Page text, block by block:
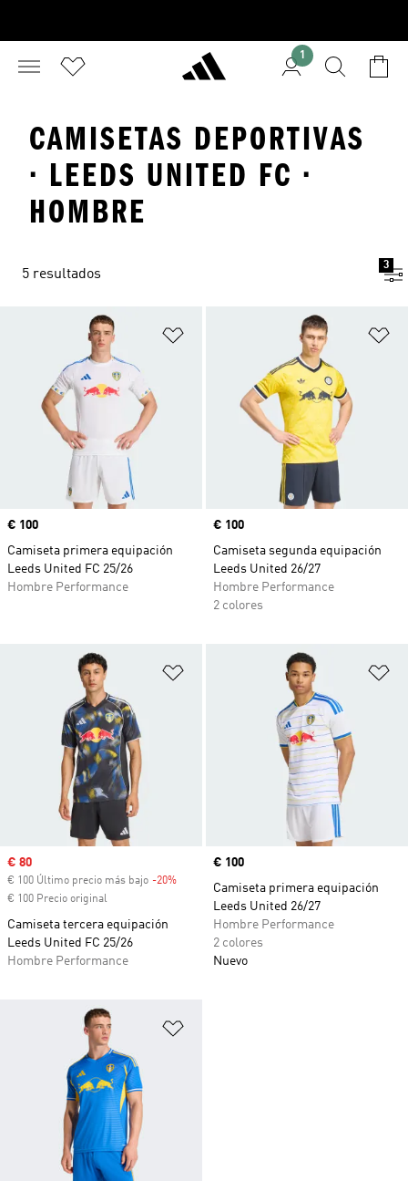
1
CAMISETAS DEPORTIVAS
· LEEDS UNITED FC ·
HOMBRE
5 resultados
3
Añadir a la lista de deseos
Precio
€ 100
Camiseta primera equipación
Leeds United FC 25/26
Hombre Performance
Precio
€ 100
Camiseta segunda equipación
Leeds United 26/27
Hombre Performance
2 colores
Añadir a la lista de deseos
Precio de venta
€ 80
€ 100 Último precio más bajo -20% Descuento
€ 100 Precio original
Camiseta tercera equipación
Leeds United FC 25/26
Hombre Performance
Precio
€ 100
Camiseta primera equipación
Leeds United 26/27
Hombre Performance
2 colores
Nuevo